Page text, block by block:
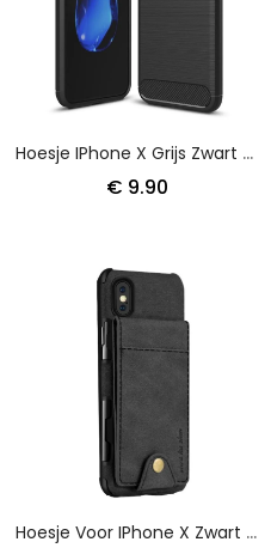
Hoesje IPhone X Grijs Zwart Geborsteld Koolstofvezel
€ 9.90
Hoesje Voor IPhone X Zwart Opvouwbare Kaarthouder